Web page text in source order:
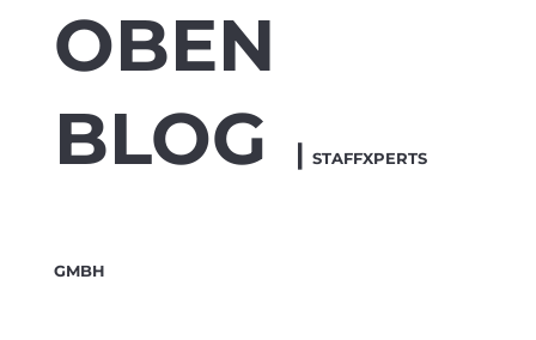
OBEN
BLOG
| STAFFXPERTS
GMBH